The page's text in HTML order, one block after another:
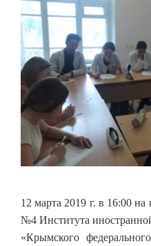
12 марта 2019 г. в 16:00
№4 Института
«Крымского